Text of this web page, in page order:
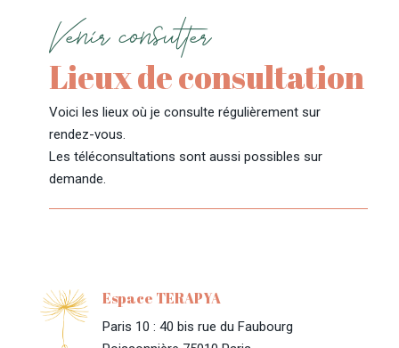
Venir consulter
Lieux de consultation
Voici les lieux où je consulte régulièrement sur
rendez-vous.
Les téléconsultations sont aussi possibles sur
demande.
Espace TERAPYA
Paris 10 : 40 bis rue du Faubourg